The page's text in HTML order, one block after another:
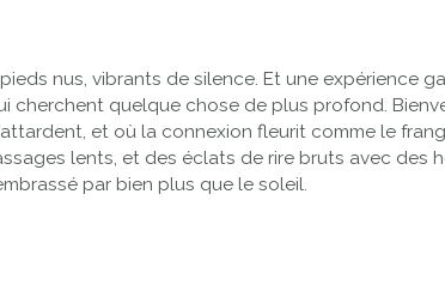
nus, vibrants de silence. Et une expérience
quelque chose de plus profond.
et où la connexion fleurit comme le
lents, et des éclats de rire bruts avec des
par bien plus que le soleil.